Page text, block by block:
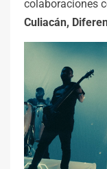
colaboraciones
Culiacán,